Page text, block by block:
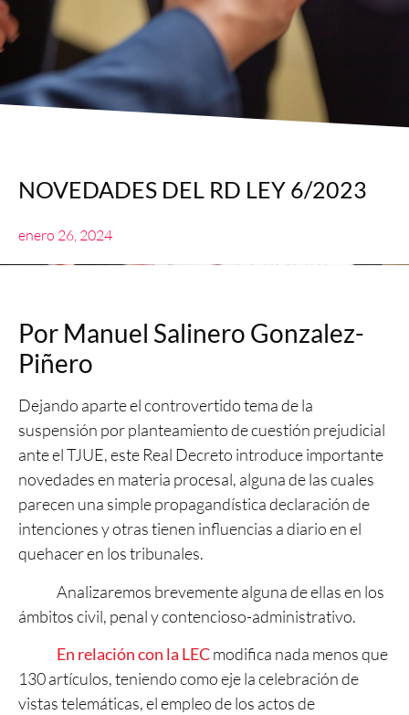
NOVEDADES DEL RD LEY 6/2023
enero 26, 2024
Por Manuel Salinero Gonzalez-
Piñero
Dejando aparte el controvertido tema de la
suspensión por planteamiento de cuestión prejudicial
ante el TJUE, este Real Decreto introduce importante
novedades en materia procesal, alguna de las cuales
parecen una simple propagandística declaración de
intenciones y otras tienen influencias a diario en el
quehacer en los tribunales.
Analizaremos brevemente alguna de ellas en los
ámbitos civil, penal y contencioso-administrativo.
En relación con la LECmodifica nada menos que
130 artículos, teniendo como eje la celebración de
vistas telemáticas, el empleo de los actos de